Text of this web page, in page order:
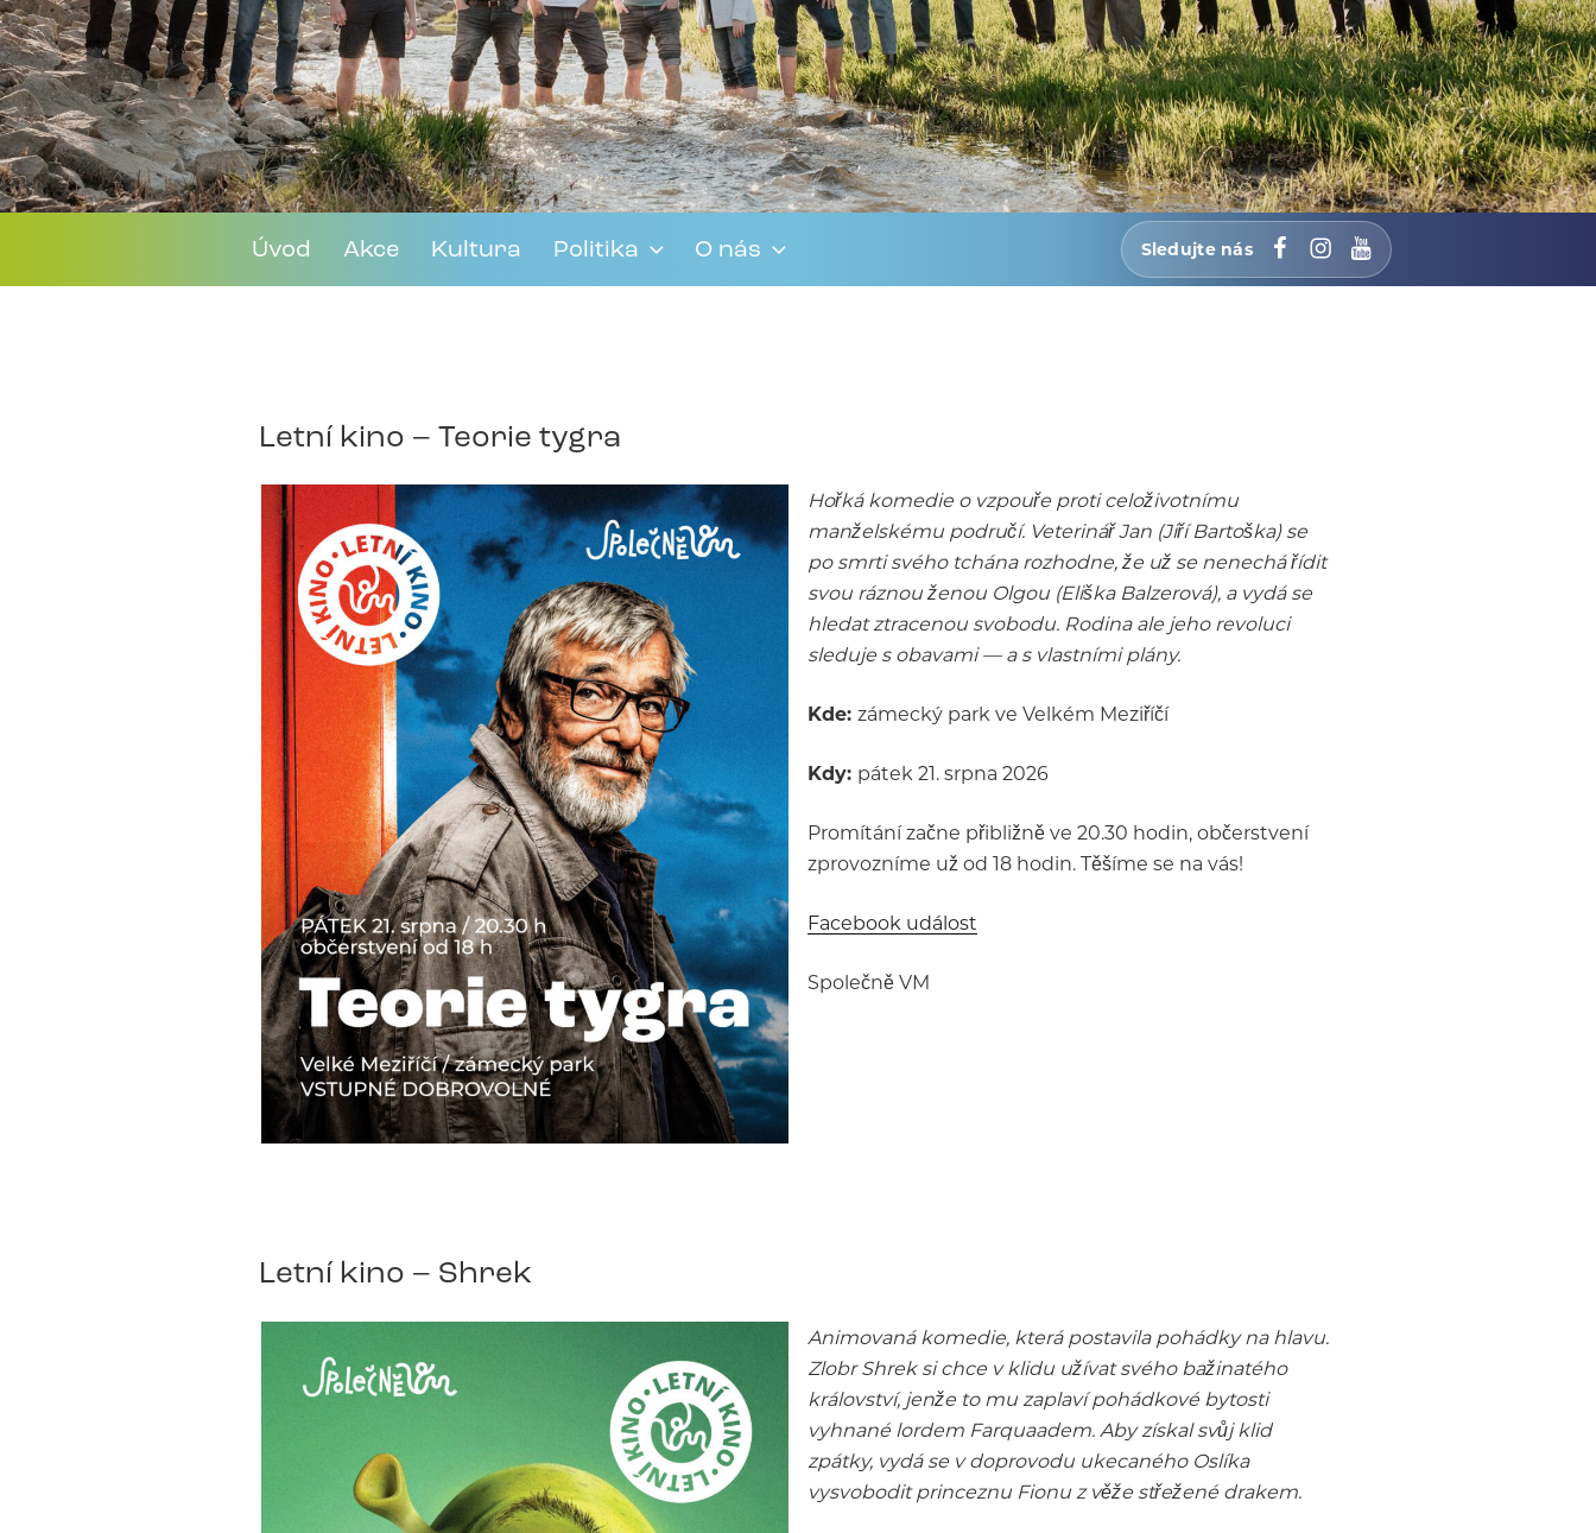
Úvod Akce Kultura Politika O nás Sledujte nás Facebook
Instagram
YouTube
Letní kino – Teorie tygra
Hořká komedie o vzpouře proti celoživotnímu
manželskému područí. Veterinář Jan (Jiří Bartoška) se
po smrti svého tchána rozhodne, že už se nenechá řídit
svou ráznou ženou Olgou (Eliška Balzerová), a vydá se
hledat ztracenou svobodu. Rodina ale jeho revoluci
sleduje s obavami — a s vlastními plány.
Kde: zámecký park ve Velkém Meziříčí
Kdy: pátek 21. srpna 2026
Promítání začne přibližně ve 20.30 hodin, občerstvení
zprovozníme už od 18 hodin. Těšíme se na vás!
Facebook událost
Společně VM
Letní kino – Shrek
Animovaná komedie, která postavila pohádky na hlavu.
Zlobr Shrek si chce v klidu užívat svého bažinatého
království, jenže to mu zaplaví pohádkové bytosti
vyhnané lordem Farquaadem. Aby získal svůj klid
zpátky, vydá se v doprovodu ukecaného Oslíka
vysvobodit princeznu Fionu z věže střežené drakem.